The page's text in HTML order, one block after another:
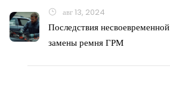
авг 13, 2024
Последствия несвоевременной
замены ремня ГРМ